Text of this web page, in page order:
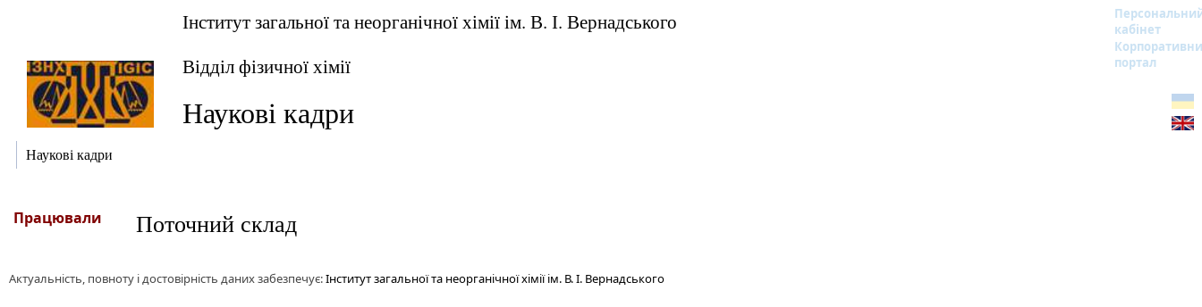
Інститут загальної та неорганічної хімії ім. В. І. Вернадського
кабінет
портал
Відділ фізичної хімії
Наукові кадри
Наукові кадри
Працювали Поточний склад
Актуальність, повноту і достовірність даних забезпечує:Інститут загальної та неорганічної хімії ім. В. І. Вернадського